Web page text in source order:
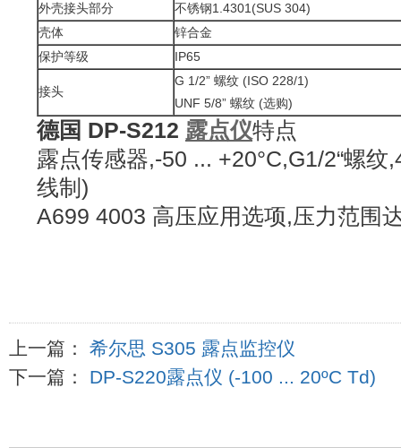
外壳接头部分
不锈钢1.4301(SUS 304)
壳体
锌合金
保护等级
IP65
接头
G 1/2” 螺纹 (ISO 228/1)
UNF 5/8” 螺纹 (选购)
德国 DP-S212 露点仪特点
露点传感器,-50 ... +20°C,G1/2“螺
线制)
A699 4003 高压应用选项,压力范围
上一篇： 希尔思 S305 露点监控仪
下一篇： DP-S220露点仪 (-100 ... 20ºC Td)